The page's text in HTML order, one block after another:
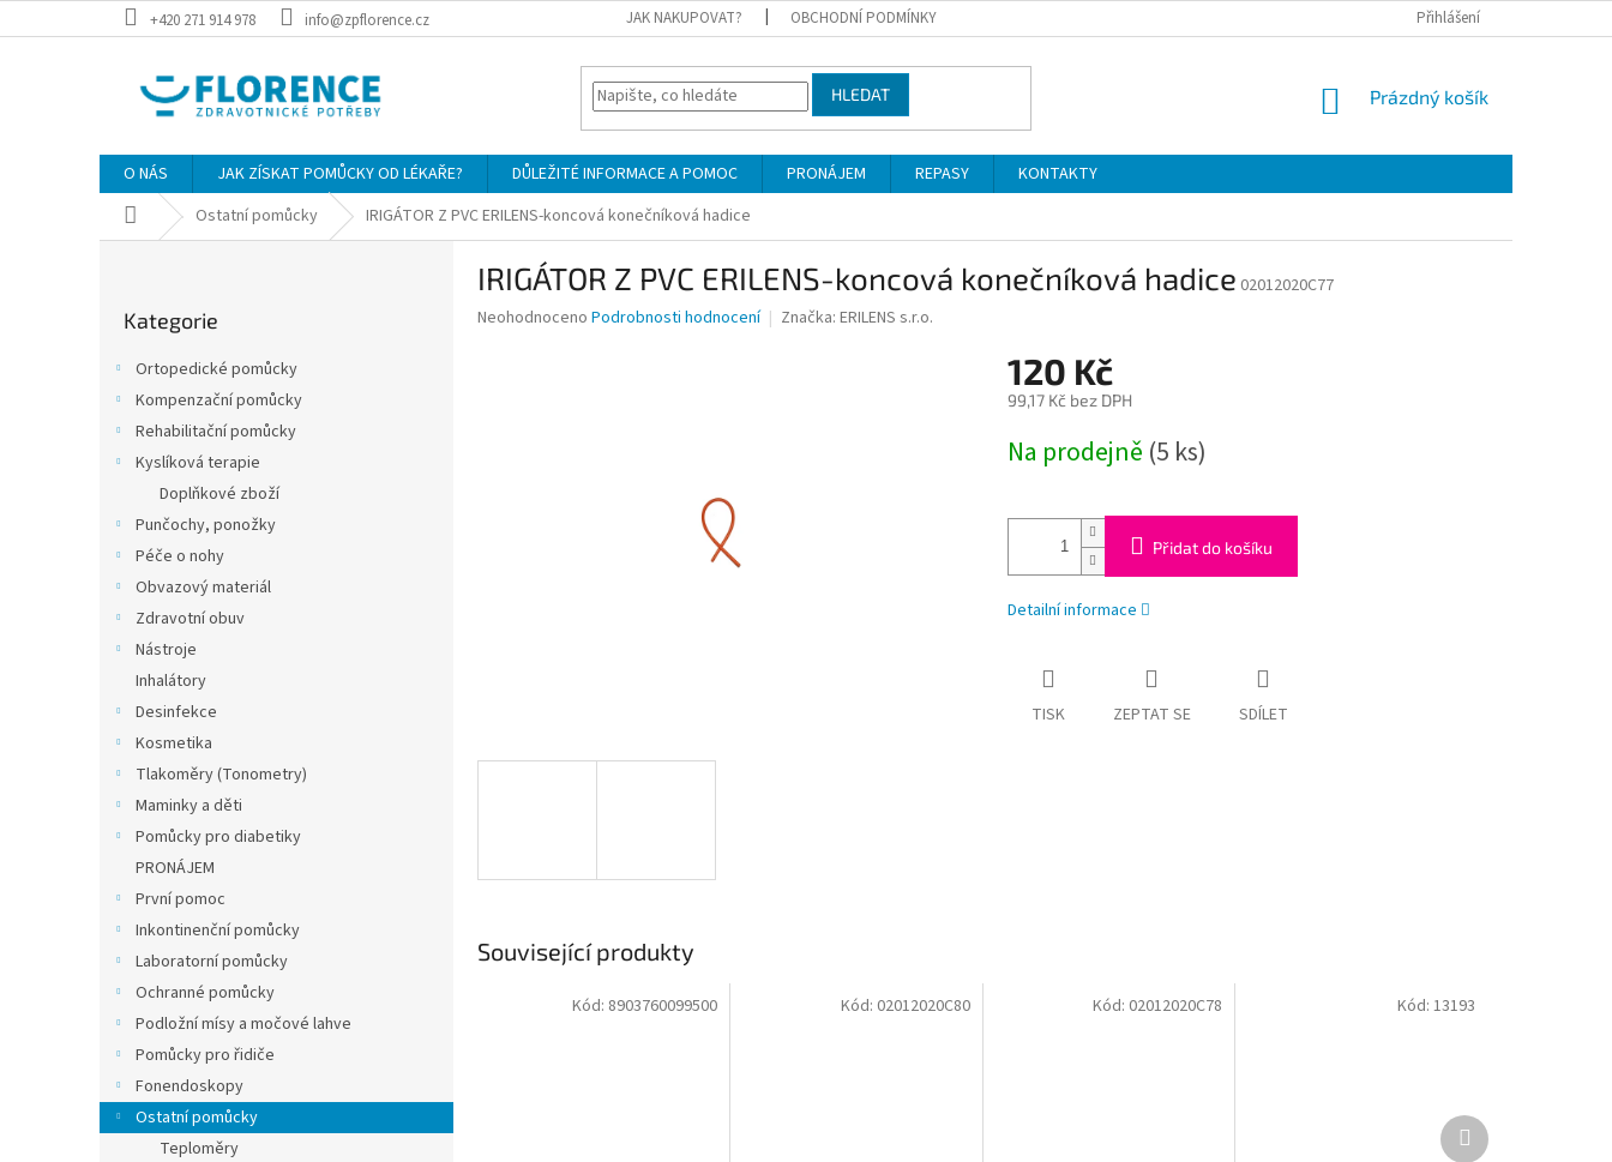
na
+420 271 914 978 info@zpflorence.cz JAK NAKUPOVAT? OBCHODNÍ PODMÍNKY Přihlášení
HLEDAT
NÁKUPNÍ
Prázdný košík
O NÁS JAK ZÍSKAT POMŮCKY OD LÉKAŘE? DŮLEŽITÉ INFORMACE A POMOC PRONÁJEM REPASY
KONTAKTY
Domů Ostatní pomůcky IRIGÁTOR Z PVC ERILENS-koncová konečníková hadice
kategorie
Kategorie
Ortopedické pomůcky
Kompenzační pomůcky
Rehabilitační pomůcky
Kyslíková terapie
Doplňkové zboží
Punčochy, ponožky
Péče o nohy
Obvazový materiál
Zdravotní obuv
Nástroje
Inhalátory
Desinfekce
Kosmetika
Tlakoměry (Tonometry)
Maminky a děti
Pomůcky pro diabetiky
PRONÁJEM
První pomoc
Inkontinenční pomůcky
Laboratorní pomůcky
Ochranné pomůcky
Podložní mísy a močové lahve
Pomůcky pro řidiče
Fonendoskopy
Ostatní pomůcky
Teploměry
IRIGÁTOR Z PVC ERILENS-koncová konečníková hadice 02012020C77
Průměrné
Neohodnoceno Podrobnosti hodnocení Značka: ERILENS s.r.o.
120 Kč
99,17 Kč bez DPH
cena:
Na prodejně (5 ks)
Přidat do košíku
Detailní informace
TISK ZEPTAT SE SDÍLET
Související produkty
Kód: 8903760099500 Kód: 02012020C80 Kód: 02012020C78 Kód: 13193
Další
produkt